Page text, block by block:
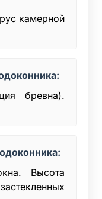
камерной
бревна).
Высота